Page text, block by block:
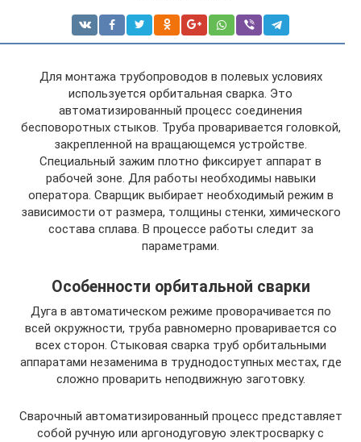
Для монтажа трубопроводов в полевых условиях
используется орбитальная сварка. Это
автоматизированный процесс соединения
бесповоротных стыков. Труба проваривается головкой,
закрепленной на вращающемся устройстве.
Специальный зажим плотно фиксирует аппарат в
рабочей зоне. Для работы необходимы навыки
оператора. Сварщик выбирает необходимый режим в
зависимости от размера, толщины стенки, химического
состава сплава. В процессе работы следит за
параметрами.
Особенности орбитальной сварки
Дуга в автоматическом режиме проворачивается по
всей окружности, труба равномерно проваривается со
всех сторон. Стыковая сварка труб орбитальными
аппаратами незаменима в труднодоступных местах, где
сложно проварить неподвижную заготовку.
Сварочный автоматизированный процесс представляет
собой ручную или аргонодуговую электросварку с